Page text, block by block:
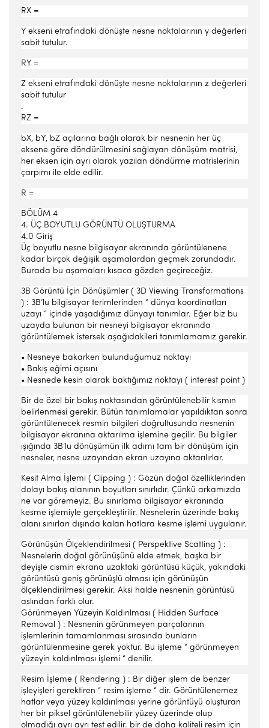
RX =
Y ekseni etrafındaki dönüşte nesne noktalarının y değerleri
sabit tutulur.
RY =
Z ekseni etrafındaki dönüşte nesne noktalarının z değerleri
sabit tutulur
.
RZ =
bX, bY, bZ açılarına bağlı olarak bir nesnenin her üç
eksene göre döndürülmesini sağlayan dönüşüm matrisi,
her eksen için ayrı olarak yazılan döndürme matrislerinin
çarpımı ile elde edilir.
R =
BÖLÜM 4
4. ÜÇ BOYUTLU GÖRÜNTÜ OLUŞTURMA
4.0 Giriş
Üç boyutlu nesne bilgisayar ekranında görüntülenene
kadar birçok değişik aşamalardan geçmek zorundadır.
Burada bu aşamaları kısaca gözden geçireceğiz.
3B Görüntü İçin Dönüşümler ( 3D Viewing Transformations
) : 3B’lu bilgisayar terimlerinden “ dünya koordinatları
uzayı “ içinde yaşadığımız dünyayı tanımlar. Eğer biz bu
uzayda bulunan bir nesneyi bilgisayar ekranında
görüntülemek istersek aşağıdakileri tanımlamamız gerekir.
• Nesneye bakarken bulunduğumuz noktayı
• Bakış eğimi açısını
• Nesnede kesin olarak baktığımız noktayı ( interest point )
Bir de özel bir bakış noktasından görüntülenebilir kısmın
belirlenmesi gerekir. Bütün tanımlamalar yapıldıktan sonra
görüntülenecek resmin bilgileri doğrultusunda nesnenin
bilgisayar ekranına aktarılma işlemine geçilir. Bu bilgiler
ışığında 3B’lu dönüşümün ilk adımı tam bir dönüşüm için
nesneler, nesne uzayından ekran uzayına aktarılırlar.
Kesit Alma İşlemi ( Clipping ) : Gözün doğal özelliklerinden
dolayı bakış alanının boyutları sınırlıdır. Çünkü arkamızda
ne var göremeyiz. Bu sınırlama bilgisayar ekranında
kesme işlemiyle gerçekleştirilir. Nesnelerin üzerinde bakış
alanı sınırları dışında kalan hatlara kesme işlemi uygulanır.
Görünüşün Ölçeklendirilmesi ( Perspektive Scatting ) :
Nesnelerin doğal görünüşünü elde etmek, başka bir
deyişle cismin ekrana uzaktaki görüntüsü küçük, yakındaki
görüntüsü geniş görünüşlü olması için görünüşün
ölçeklendirilmesi gerekir. Aksi halde nesnenin görüntüsü
aslından farklı olur.
Görünmeyen Yüzeyin Kaldırılması ( Hidden Surface
Removal ) : Nesnenin görünmeyen parçalarının
işlemlerinin tamamlanması sırasında bunların
görüntülenmesine gerek yoktur. Bu işleme “ görünmeyen
yüzeyin kaldırılması işlemi “ denilir.
Resim İşleme ( Rendering ) : Bir diğer işlem de benzer
işleyişleri gerektiren “ resim işleme “ dir. Görüntülenemez
hatlar veya yüzey kaldırılması yerine görüntüyü oluşturan
her bir piksel görüntülenebilir yüzey üzerinde olup
olmadığı ayrı ayrı test edilir. bir de daha kaliteli resim için